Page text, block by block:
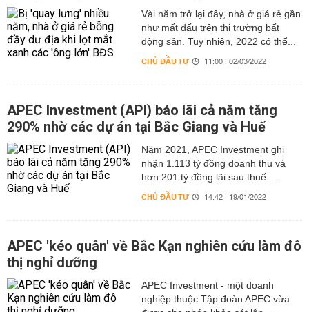
Vài năm trở lại đây, nhà ở giá rẻ gần
như mất dấu trên thị trường bất
động sản. Tuy nhiên, 2022 có thể...
CHỦ ĐẦU TƯ 11:00 | 02/03/2022
APEC Investment (API) báo lãi cả năm tăng
290% nhờ các dự án tại Bắc Giang và Huế
Năm 2021, APEC Investment ghi
nhận 1.113 tỷ đồng doanh thu và
hơn 201 tỷ đồng lãi sau thuế....
CHỦ ĐẦU TƯ 14:42 | 19/01/2022
APEC 'kéo quân' về Bắc Kạn nghiên cứu làm đô
thị nghỉ dưỡng
APEC Investment - một doanh
nghiệp thuộc Tập đoàn APEC vừa